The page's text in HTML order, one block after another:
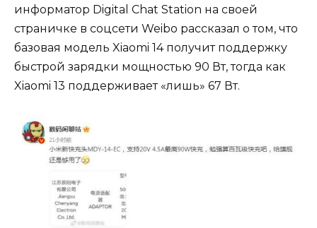
информатор Digital Chat Station на своей
страничке в соцсети Weibo рассказал о том, что
базовая модель Xiaomi 14 получит поддержку
быстрой зарядки мощностью 90 Вт, тогда как
Xiaomi 13 поддерживает «лишь» 67 Вт.